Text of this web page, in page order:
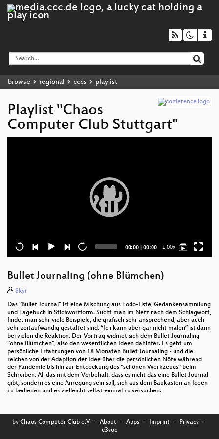
browse regional cccs playlist
Playlist "Chaos
Computer Club Stuttgart"
Current
00:00 | Total
00:00 1.00x
Bullet Journaling (ohne Blümchen)
Skyr
Das “Bullet Journal” ist eine Mischung aus Todo-Liste, Gedankensammlung
und Tagebuch in Stichwortform. Sucht man im Netz nach dem Schlagwort,
findet man sehr viele Beispiele, die grafisch sehr ansprechend, aber auch
sehr zeitaufwändig gestaltet sind. “Ich kann aber gar nicht malen” ist dann
bei vielen die Reaktion. Der Vortrag widmet sich dem Bullet Journaling
“ohne Blümchen”, also den wesentlichen Ideen dahinter. Es geht um
persönliche Erfahrungen von 18 Monaten Bullet Journaling - und die
reichen von der Adaption der Idee über die persönlichen Nöte während
der Pandemie bis hin zur Entdeckung des “schönen Werkzeugs” beim
Schreiben. All das mit dem Vorbehalt, dass es nicht das eine Bullet Journal
gibt, sondern es eine Anregung sein soll, sich aus dem Baukasten an Ideen
zu bedienen und es vielleicht selbst einmal zu versuchen.
by Chaos Computer Club e.V–– About–– Apps–– Imprint–– Privacy––
c3voc